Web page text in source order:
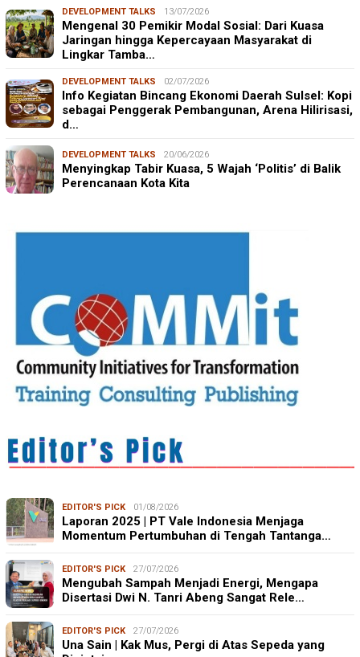
DEVELOPMENT TALKS 13/07/2026
Mengenal 30 Pemikir Modal Sosial: Dari Kuasa
Jaringan hingga Kepercayaan Masyarakat di
Lingkar Tamba…
DEVELOPMENT TALKS 02/07/2026
Info Kegiatan Bincang Ekonomi Daerah Sulsel: Kopi
sebagai Penggerak Pembangunan, Arena Hilirisasi,
d…
DEVELOPMENT TALKS 20/06/2026
Menyingkap Tabir Kuasa, 5 Wajah ‘Politis’ di Balik
Perencanaan Kota Kita
EDITOR'S PICK 01/08/2026
Laporan 2025 | PT Vale Indonesia Menjaga
Momentum Pertumbuhan di Tengah Tantanga…
EDITOR'S PICK 27/07/2026
Mengubah Sampah Menjadi Energi, Mengapa
Disertasi Dwi N. Tanri Abeng Sangat Rele…
EDITOR'S PICK 27/07/2026
Una Sain | Kak Mus, Pergi di Atas Sepeda yang